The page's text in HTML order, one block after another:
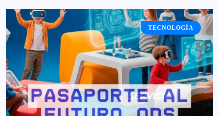
TECNOLOGÍA